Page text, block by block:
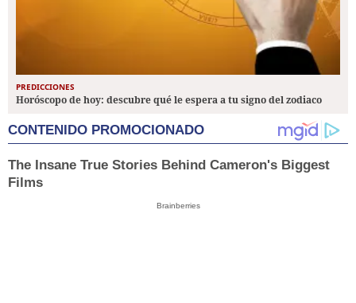
PREDICCIONES
Horóscopo de hoy: descubre qué le espera a tu signo del zodiaco
CONTENIDO PROMOCIONADO
The Insane True Stories Behind Cameron's Biggest
Films
Brainberries